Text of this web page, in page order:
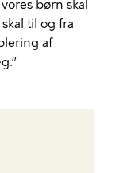
børn skal
til og fra
af